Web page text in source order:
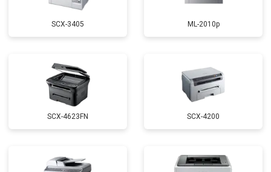
SCX-3405 ML-2010p
SCX-4623FN SCX-4200